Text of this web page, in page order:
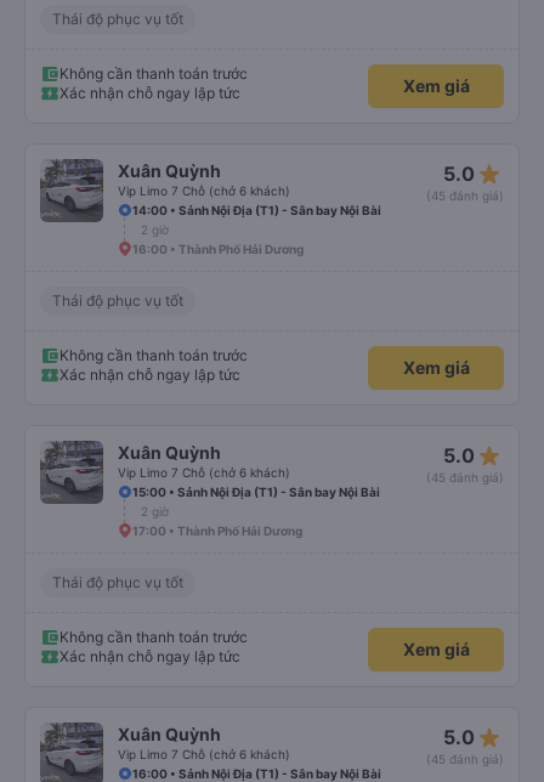
Thái độ phục vụ tốt
Không cần thanh toán trước
Xác nhận chỗ ngay lập tức
Xem giá
Xuân Quỳnh
Vip Limo 7 Chỗ (chở 6 khách)
5.0 star_rate
(45 đánh giá)
14:00 • Sảnh Nội Địa (T1) - Sân bay Nội Bài
2 giờ
16:00 • Thành Phố Hải Dương
Thái độ phục vụ tốt
Không cần thanh toán trước
Xác nhận chỗ ngay lập tức
Xem giá
Xuân Quỳnh
Vip Limo 7 Chỗ (chở 6 khách)
5.0 star_rate
(45 đánh giá)
15:00 • Sảnh Nội Địa (T1) - Sân bay Nội Bài
2 giờ
17:00 • Thành Phố Hải Dương
Thái độ phục vụ tốt
Không cần thanh toán trước
Xác nhận chỗ ngay lập tức
Xem giá
Xuân Quỳnh
Vip Limo 7 Chỗ (chở 6 khách)
5.0 star_rate
(45 đánh giá)
16:00 • Sảnh Nội Địa (T1) - Sân bay Nội Bài